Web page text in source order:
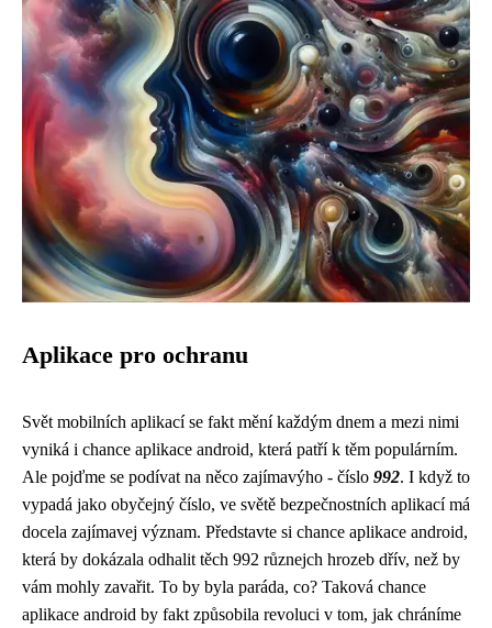
Aplikace pro ochranu
Svět mobilních aplikací se fakt mění každým dnem a mezi nimi
vyniká i chance aplikace android, která patří k těm populárním.
Ale pojďme se podívat na něco zajímavýho - číslo 992. I když to
vypadá jako obyčejný číslo, ve světě bezpečnostních aplikací má
docela zajímavej význam. Představte si chance aplikace android,
která by dokázala odhalit těch 992 různejch hrozeb dřív, než by
vám mohly zavařit. To by byla paráda, co? Taková chance
aplikace android by fakt způsobila revoluci v tom, jak chráníme